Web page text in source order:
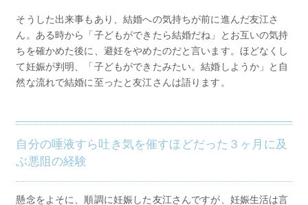
そうした出来事もあり、結婚への気持ちが前に進んだ友江さ
ん。ある時から「子どもができたら結婚だね」とお互いの気持
ちを確かめた後に、避妊をやめたのだと言います。ほどなくし
て妊娠が判明、「子どもができたみたい。結婚しようか」と自
然な流れで結婚に至ったと友江さんは語ります。
自分の唾液すら吐き気を催すほどだった３ヶ月に及
ぶ悪阻の経験
懸念をよそに、順調に妊娠した友江さんですが、妊娠生活は言